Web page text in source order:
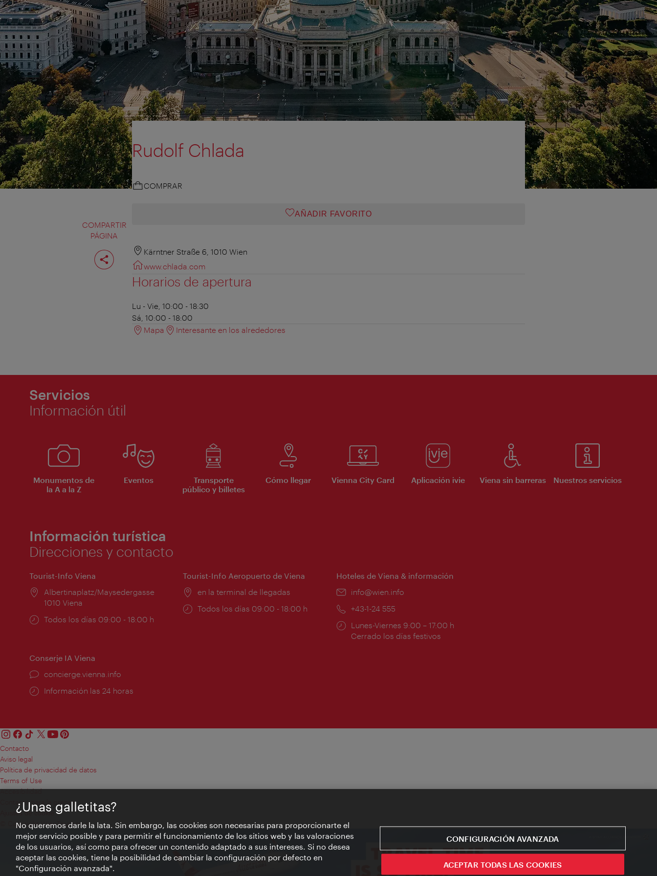
COMPARTIR
PÁGINA
Compartir
página
Rudolf Chlada
COMPRAR
AÑADIR FAVORITO
Kärntner Straße 6, 1010 Wien
www.chlada.com
Horarios de apertura
Lu - Vie, 10:00 - 18:30
Sá, 10:00 - 18:00
Mapa
Interesante en los alrededores
Servicios
Información útil
Monumentos de
la A a la Z
Eventos
Transporte
público y billetes
Cómo llegar Vienna City Card Aplicación ivie Viena sin barreras Nuestros servicios
Información turística
Direcciones y contacto
Tourist-Info Viena
Lugar:
Albertinaplatz/Maysedergasse
1010 Viena
Horarios
Todos los días 09:00 - 18:00 h
Tourist-Info Aeropuerto de Viena
Lugar:
en la terminal de llegadas
Horarios
Todos los días 09:00 - 18:00 h
Hoteles de Viena & información
e-
info@wien.info
Teléfono:
+43-1-24 555
Horarios
de
Lunes-Viernes 9:00 – 17:00 h
Cerrado los días festivos
Conserje IA Viena
concierge.vienna.info
Información las 24 horas
Contacto
Aviso legal
Política de privacidad de datos
Terms of Use
Accesibilidad
Contacto para la prensa
Ajustes de cookie
© Copyright WienTourismus
¿Unas galletitas?
No queremos darle la lata. Sin embargo, las cookies son necesarias para proporcionarte el
mejor servicio posible y para permitir el funcionamiento de los sitios web y las valoraciones
de los usuarios, así como para ofrecer un contenido adaptado a sus intereses. Si no desea
aceptar las cookies, tiene la posibilidad de cambiar la configuración por defecto en
"Configuración avanzada".
CONFIGURACIÓN AVANZADA
ACEPTAR TODAS LAS COOKIES